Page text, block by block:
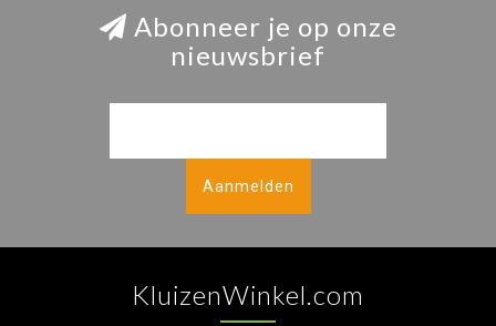
Abonneer je op onze
nieuwsbrief
Aanmelden
KluizenWinkel.com